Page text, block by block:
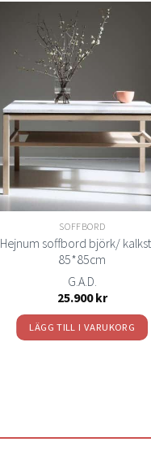
SOFFBORD
Hejnum soffbord björk/
85*85cm
G.A.D.
25.900kr
LÄGG TILL I VARUKORG